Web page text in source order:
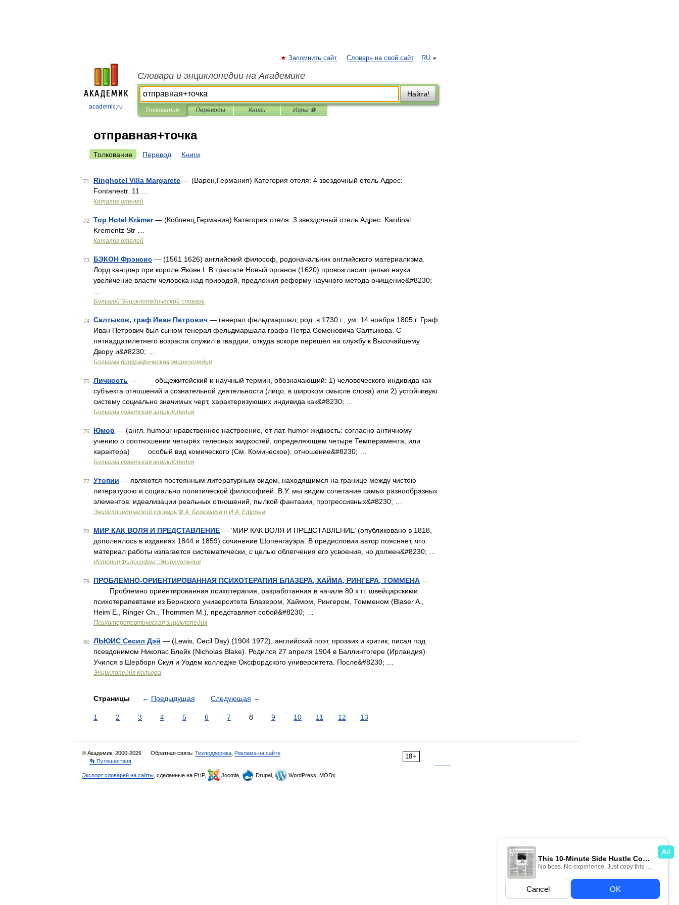
academic.ru
RU
Запомнить сайт Словарь на свой сайт
Словари и энциклопедии на Академике
Найти!
Толкования Переводы Книги Игры ⚽
отправная+точка
Толкование Перевод Книги
71 Ringhotel Villa Margarete — (Варен,Германия) Категория отеля: 4 звездочный отель Адрес:
Fontanestr. 11 …
Каталог отелей
72 Top Hotel Krämer— (Кобленц,Германия) Категория отеля: 3 звездочный отель Адрес: Kardinal
Krementz Str …
Каталог отелей
73 БЭКОН Фрэнсис — (1561 1626) английский философ, родоначальник английского материализма.
Лорд канцлер при короле Якове I. В трактате Новый органон (1620) провозгласил целью науки
увеличение власти человека над природой, предложил реформу научного метода очищение&#8230;
Большой Энциклопедический словарь
74 Салтыков, граф Иван Петрович — генерал фельдмаршал; род. в 1730 г., ум. 14 ноября 1805 г. Граф
Иван Петрович был сыном генерал фельдмаршала графа Петра Семеновича Салтыкова. С
пятнадцатилетнего возраста служил в гвардии, откуда вскоре перешел на службу к Высочайшему
Двору и&#8230; …
Большая биографическая энциклопедия
75 Личность — общежитейский и научный термин, обозначающий: 1) человеческого индивида как
субъекта отношений и сознательной деятельности (лицо, в широком смысле слова) или 2) устойчивую
систему социально значимых черт, характеризующих индивида как&#8230; …
Большая советская энциклопедия
76 Юмор — (англ. humour нравственное настроение, от лат. humor жидкость: согласно античному
учению о соотношении четырёх телесных жидкостей, определяющем четыре Темперамента, или
характера) особый вид комического (См. Комическое); отношение&#8230; …
Большая советская энциклопедия
77 Утопии — являются постоянным литературным видом, находящимся на границе между чистою
литературою и социально политической философией. В У. мы видим сочетание самых разнообразных
элементов: идеализации реальных отношений, пылкой фантазии, прогрессивных&#8230; …
Энциклопедический словарь Ф.А. Брокгауза и И.А. Ефрона
78 МИР КАК ВОЛЯ И ПРЕДСТАВЛЕНИЕ — ’МИР КАК ВОЛЯ И ПРЕДСТАВЛЕНИЕ’ (опубликовано в 1818,
дополнялось в изданиях 1844 и 1859) сочинение Шопенгауэра. В предисловии автор поясняет, что
материал работы излагается систематически, с целью облегчения его усвоения, но должен&#8230; …
История Философии: Энциклопедия
79 ПРОБЛЕМНО-ОРИЕНТИРОВАННАЯ ПСИХОТЕРАПИЯ БЛАЗЕРА, ХАЙМА, РИНГЕРА, ТОММЕНА —
Проблемно ориентированная психотерапия, разработанная в начале 80 х гг. швейцарскими
психотерапевтами из Бернского университета Блазером, Хаймом, Рингером, Томменом (Blaser A.,
Heim E., Ringer Ch., Thommen M.), представляет собой&#8230; …
Психотерапевтическая энциклопедия
80 ЛЬЮИС Сесил Дэй — (Lewis, Cecil Day) (1904 1972), английский поэт, прозаик и критик; писал под
псевдонимом Николас Блейк (Nicholas Blake). Родился 27 апреля 1904 в Баллинтогере (Ирландия).
Учился в Шерборн Скул и Уодем колледже Оксфордского университета. После&#8230; …
Энциклопедия Кольера
Страницы ← Предыдущая Следующая →
1 2 3 4 5 6 7 8 9 10 11 12 13
18+
© Академик, 2000-2026 Обратная связь: Техподдержка Реклама на сайте
👣 Путешествия
Экспорт словарей на сайты , сделанные на PHP, Joomla, Drupal, WordPress, MODx.